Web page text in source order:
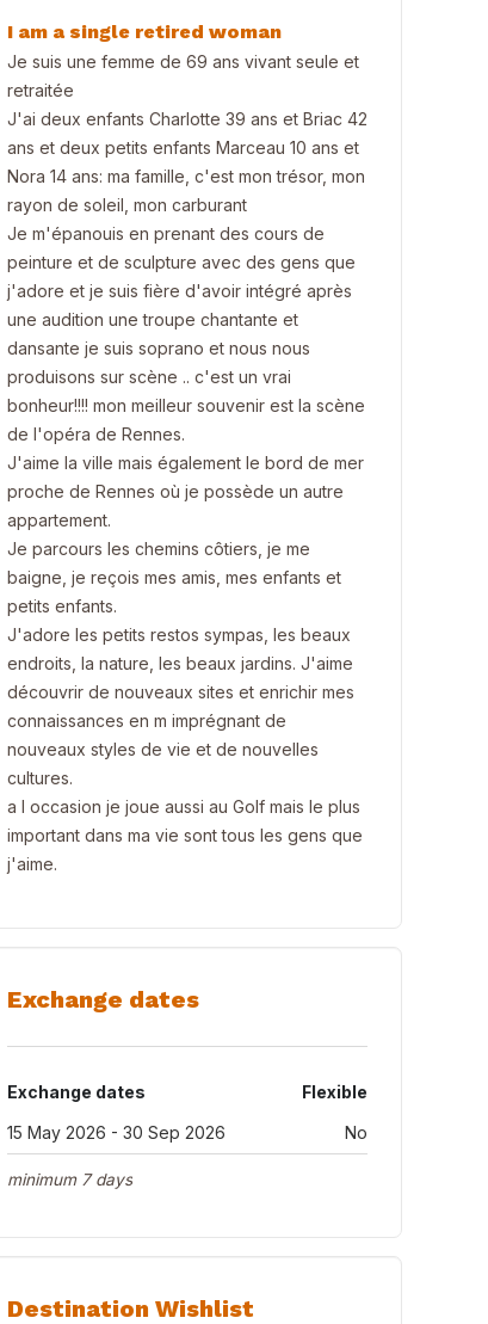
I am a single retired woman
Je suis une femme de 69 ans vivant seule et
retraitée
J'ai deux enfants Charlotte 39 ans et Briac 42
ans et deux petits enfants Marceau 10 ans et
Nora 14 ans: ma famille, c'est mon trésor, mon
rayon de soleil, mon carburant
Je m'épanouis en prenant des cours de
peinture et de sculpture avec des gens que
j'adore et je suis fière d'avoir intégré après
une audition une troupe chantante et
dansante je suis soprano et nous nous
produisons sur scène .. c'est un vrai
bonheur!!!! mon meilleur souvenir est la scène
de l'opéra de Rennes.
J'aime la ville mais également le bord de mer
proche de Rennes où je possède un autre
appartement.
Je parcours les chemins côtiers, je me
baigne, je reçois mes amis, mes enfants et
petits enfants.
J'adore les petits restos sympas, les beaux
endroits, la nature, les beaux jardins. J'aime
découvrir de nouveaux sites et enrichir mes
connaissances en m imprégnant de
nouveaux styles de vie et de nouvelles
cultures.
a l occasion je joue aussi au Golf mais le plus
important dans ma vie sont tous les gens que
j'aime.
Exchange dates
Exchange dates
Flexible
15 May 2026 - 30 Sep 2026
No
minimum 7 days
Destination Wishlist